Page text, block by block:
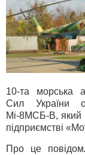
10-та морська
Сил України
Мі-8МСБ-В, який
підприємстві
Про це